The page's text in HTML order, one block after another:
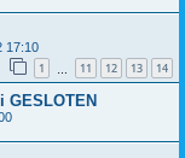
17:10
1 11 12 13 14